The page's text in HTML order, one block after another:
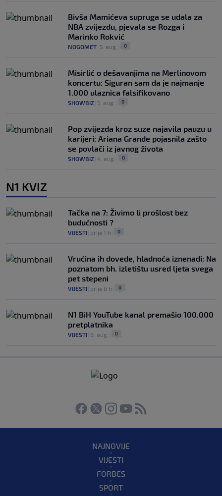
Bivša Mamićeva supruga se udala za
NBA zvijezdu, pjevala se Rozga i
Marinko Rokvić
NOGOMET 5. aug. 0
Misirlić o dešavanjima na Merlinovom
koncertu: Siguran sam da je najmanje
1.000 ulaznica falsifikovano
SHOWBIZ 5. aug. 0
Pop zvijezda kroz suze najavila pauzu u
karijeri: Ariana Grande pojasnila zašto
se povlači iz javnog života
SHOWBIZ 4. aug. 0
N1 KVIZ
Tačka na 7: Živimo li prošlost bez
budućnosti ?
VIJESTI prije 1 h 0
Vrućina ih dovede, hladnoća iznenadi: Na
poznatom bh. izletištu usred ljeta svega
pet stepeni
VIJESTI prije 6 h 0
N1 BiH YouTube kanal premašio 100.000
pretplatnika
VIJESTI 6. aug. 0
NAJNOVIJE
VIJESTI
FORBES
SPORT